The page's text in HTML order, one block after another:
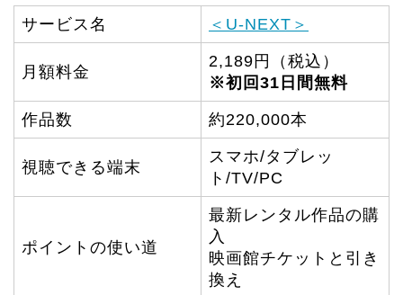
サービス名 ＜U-NEXT＞
月額料金
2,189円（税込）
※初回31日間無料
作品数 約220,000本
視聴できる端末
スマホ/タブレッ
ト/TV/PC
ポイントの使い道
最新レンタル作品の購
入
映画館チケットと引き
換え